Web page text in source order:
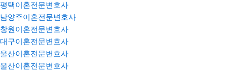
평택이혼전문변호사
남양주이혼전문변호사
창원이혼전문변호사
대구이혼전문변호사
울산이혼전문변호사
울산이혼전문변호사